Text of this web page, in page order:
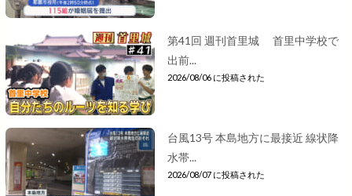
第41回 週刊首里城 首里中学校で
出前...
2026/08/06 に投稿された
台風13号 本島地方に最接近 線状降
水帯...
2026/08/07 に投稿された